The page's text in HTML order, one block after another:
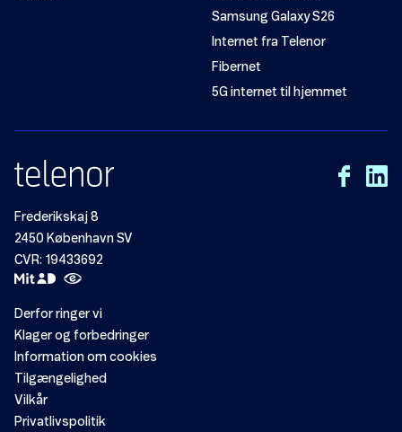
Samsung Galaxy S26
Internet fra Telenor
Fibernet
5G internet til hjemmet
Frederikskaj 8
2450 København SV
CVR: 19433692
Derfor ringer vi
Klager og forbedringer
Information om cookies
Tilgængelighed
Vilkår
Privatlivspolitik